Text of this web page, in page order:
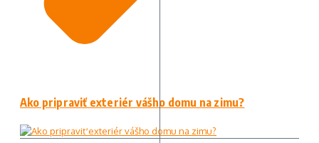
Ako pripraviť exteriér vášho domu na zimu?